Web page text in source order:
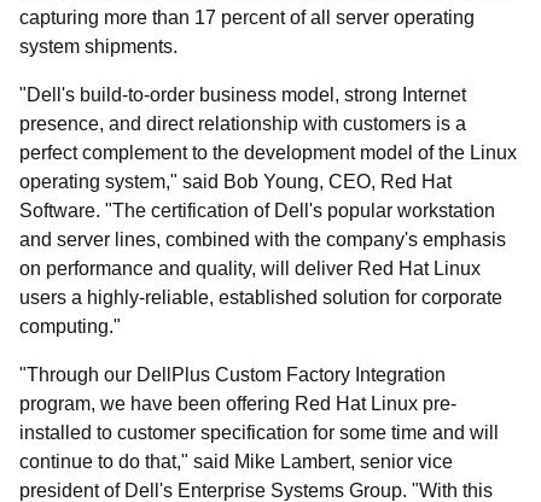
capturing more than 17 percent of all server operating
system shipments.
"Dell's build-to-order business model, strong Internet
presence, and direct relationship with customers is a
perfect complement to the development model of the Linux
operating system," said Bob Young, CEO, Red Hat
Software. "The certification of Dell's popular workstation
and server lines, combined with the company's emphasis
on performance and quality, will deliver Red Hat Linux
users a highly-reliable, established solution for corporate
computing."
"Through our DellPlus Custom Factory Integration
program, we have been offering Red Hat Linux pre-
installed to customer specification for some time and will
continue to do that," said Mike Lambert, senior vice
president of Dell's Enterprise Systems Group. "With this